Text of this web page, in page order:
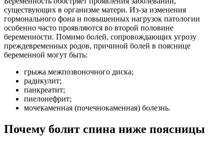
существующих в организме матери. Из-за изменения
гормонального фона и повышенных нагрузок патологии
особенно часто проявляются во второй половине
беременности. Помимо болей, сопровождающих угрозу
преждевременных родов, причиной болей в пояснице
беременной могут быть:
грыжа межпозвоночного диска;
радикулит;
панкреатит;
пиелонефрит;
мочекаменная (почечнокаменная) болезнь.
Почему болит спина ниже поясницы